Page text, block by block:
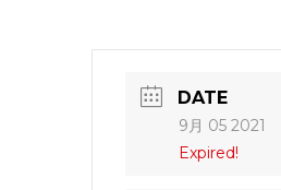
DATE
9月 05 2021
Expired!